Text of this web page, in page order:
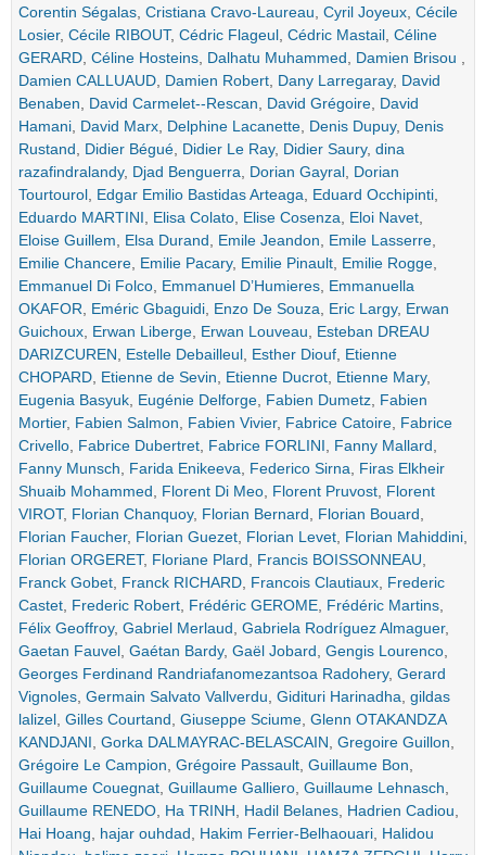
Corentin Ségalas, Cristiana Cravo-Laureau, Cyril Joyeux, Cécile
Losier, Cécile RIBOUT, Cédric Flageul, Cédric Mastail, Céline
GERARD, Céline Hosteins, Dalhatu Muhammed, Damien Brisou ,
Damien CALLUAUD, Damien Robert, Dany Larregaray, David
Benaben, David Carmelet--Rescan, David Grégoire, David
Hamani, David Marx, Delphine Lacanette, Denis Dupuy, Denis
Rustand, Didier Bégué, Didier Le Ray, Didier Saury, dina
razafindralandy, Djad Benguerra, Dorian Gayral, Dorian
Tourtourol, Edgar Emilio Bastidas Arteaga, Eduard Occhipinti,
Eduardo MARTINI, Elisa Colato, Elise Cosenza, Eloi Navet,
Eloise Guillem, Elsa Durand, Emile Jeandon, Emile Lasserre,
Emilie Chancere, Emilie Pacary, Emilie Pinault, Emilie Rogge,
Emmanuel Di Folco, Emmanuel D’Humieres, Emmanuella
OKAFOR, Eméric Gbaguidi, Enzo De Souza, Eric Largy, Erwan
Guichoux, Erwan Liberge, Erwan Louveau, Esteban DREAU
DARIZCUREN, Estelle Debailleul, Esther Diouf, Etienne
CHOPARD, Etienne de Sevin, Etienne Ducrot, Etienne Mary,
Eugenia Basyuk, Eugénie Delforge, Fabien Dumetz, Fabien
Mortier, Fabien Salmon, Fabien Vivier, Fabrice Catoire, Fabrice
Crivello, Fabrice Dubertret, Fabrice FORLINI, Fanny Mallard,
Fanny Munsch, Farida Enikeeva, Federico Sirna, Firas Elkheir
Shuaib Mohammed, Florent Di Meo, Florent Pruvost, Florent
VIROT, Florian Chanquoy, Florian Bernard, Florian Bouard,
Florian Faucher, Florian Guezet, Florian Levet, Florian Mahiddini,
Florian ORGERET, Floriane Plard, Francis BOISSONNEAU,
Franck Gobet, Franck RICHARD, Francois Clautiaux, Frederic
Castet, Frederic Robert, Frédéric GEROME, Frédéric Martins,
Félix Geoffroy, Gabriel Merlaud, Gabriela Rodríguez Almaguer,
Gaetan Fauvel, Gaétan Bardy, Gaël Jobard, Gengis Lourenco,
Georges Ferdinand Randriafanomezantsoa Radohery, Gerard
Vignoles, Germain Salvato Vallverdu, Gidituri Harinadha, gildas
lalizel, Gilles Courtand, Giuseppe Sciume, Glenn OTAKANDZA
KANDJANI, Gorka DALMAYRAC-BELASCAIN, Gregoire Guillon,
Grégoire Le Campion, Grégoire Passault, Guillaume Bon,
Guillaume Couegnat, Guillaume Galliero, Guillaume Lehnasch,
Guillaume RENEDO, Ha TRINH, Hadil Belanes, Hadrien Cadiou,
Hai Hoang, hajar ouhdad, Hakim Ferrier-Belhaouari, Halidou